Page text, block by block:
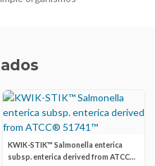
KWIK-STIK™ Salmonella enterica
subsp. enterica derived from ATCC®